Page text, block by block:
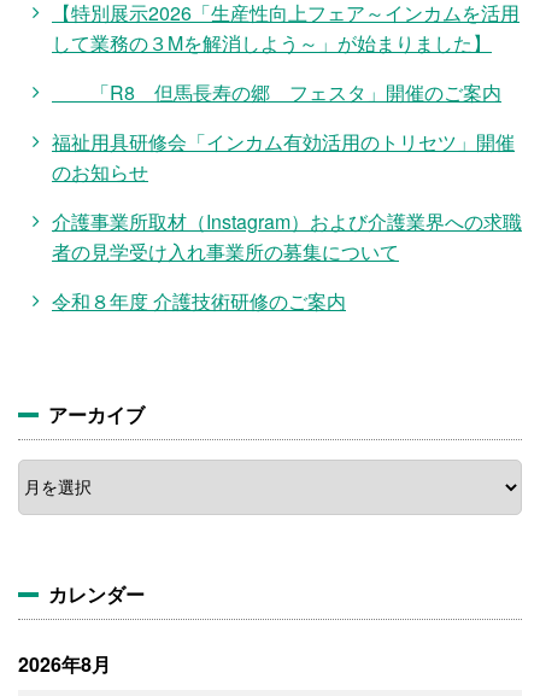
【特別展示2026「生産性向上フェア～インカムを活用
して業務の３Mを解消しよう～」が始まりました】
「R8 但馬長寿の郷 フェスタ」開催のご案内
福祉用具研修会「インカム有効活用のトリセツ」開催
のお知らせ
介護事業所取材（Instagram）および介護業界への求職
者の見学受け入れ事業所の募集について
令和８年度 介護技術研修のご案内
アーカイブ
ア
ー
カ
カレンダー
2026年8月